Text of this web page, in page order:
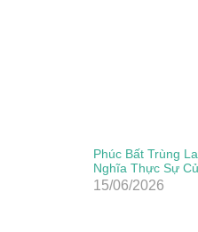
Phúc Bất Trùng
Nghĩa Thực Sự
15/06/2026